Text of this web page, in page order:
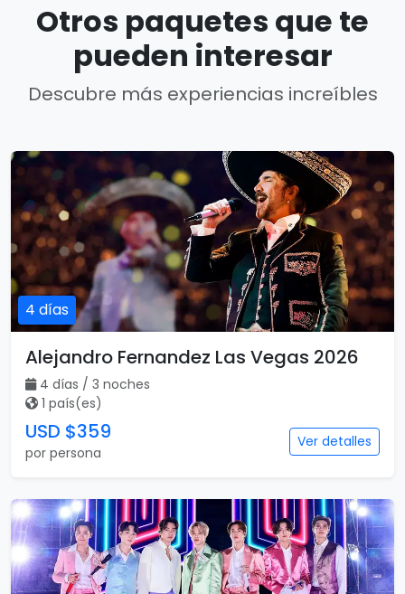
Otros paquetes que te
pueden interesar
Descubre más experiencias increíbles
4 días
Alejandro Fernandez Las Vegas 2026
4 días / 3 noches
1 país(es)
USD $359
por persona
Ver detalles